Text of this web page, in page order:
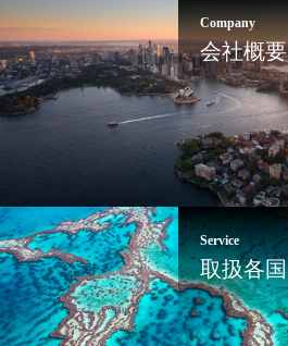
Company
会社概要
Service
取扱各国